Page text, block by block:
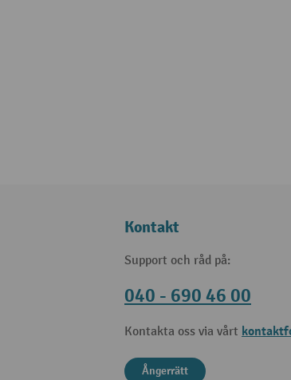
Kontakt
Support och råd på:
040 - 690 46 00
Kontakta oss via vårt
Ångerrätt